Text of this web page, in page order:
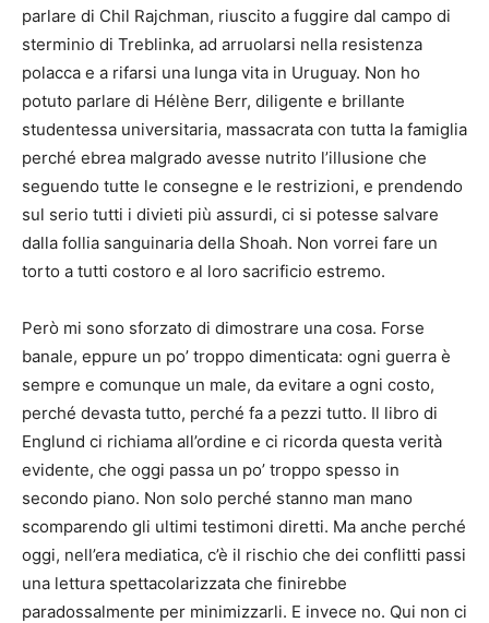
parlare di Chil Rajchman, riuscito a fuggire dal campo di
sterminio di Treblinka, ad arruolarsi nella resistenza
polacca e a rifarsi una lunga vita in Uruguay. Non ho
potuto parlare di Hélène Berr, diligente e brillante
studentessa universitaria, massacrata con tutta la famiglia
perché ebrea malgrado avesse nutrito l’illusione che
seguendo tutte le consegne e le restrizioni, e prendendo
sul serio tutti i divieti più assurdi, ci si potesse salvare
dalla follia sanguinaria della Shoah. Non vorrei fare un
torto a tutti costoro e al loro sacrificio estremo.
Però mi sono sforzato di dimostrare una cosa. Forse
banale, eppure un po’ troppo dimenticata: ogni guerra è
sempre e comunque un male, da evitare a ogni costo,
perché devasta tutto, perché fa a pezzi tutto. Il libro di
Englund ci richiama all’ordine e ci ricorda questa verità
evidente, che oggi passa un po’ troppo spesso in
secondo piano. Non solo perché stanno man mano
scomparendo gli ultimi testimoni diretti. Ma anche perché
oggi, nell’era mediatica, c’è il rischio che dei conflitti passi
una lettura spettacolarizzata che finirebbe
paradossalmente per minimizzarli. E invece no. Qui non ci